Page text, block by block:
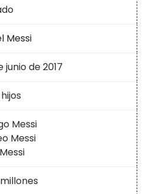
Messi
junio de 2017
Messi
Messi